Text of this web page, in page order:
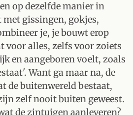
op dezelfde manier in
gissingen, gokjes,
je, je bouwt erop
voor alles, zelfs voor zoiets
en aangeboren voelt, zoals
Want ga maar na, de
de buitenwereld bestaat,
zelf nooit buiten geweest.
de zintuigen aanleveren?